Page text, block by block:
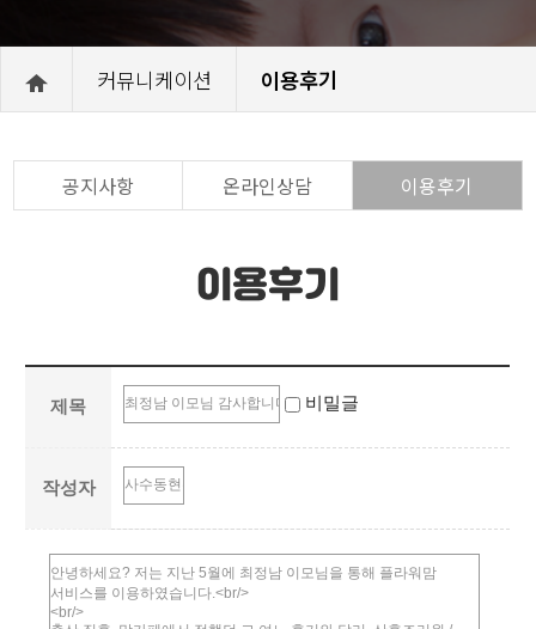
커뮤니케이션 이용후기
공지사항 온라인상담 이용후기
이용후기
제목 비밀글
작성자